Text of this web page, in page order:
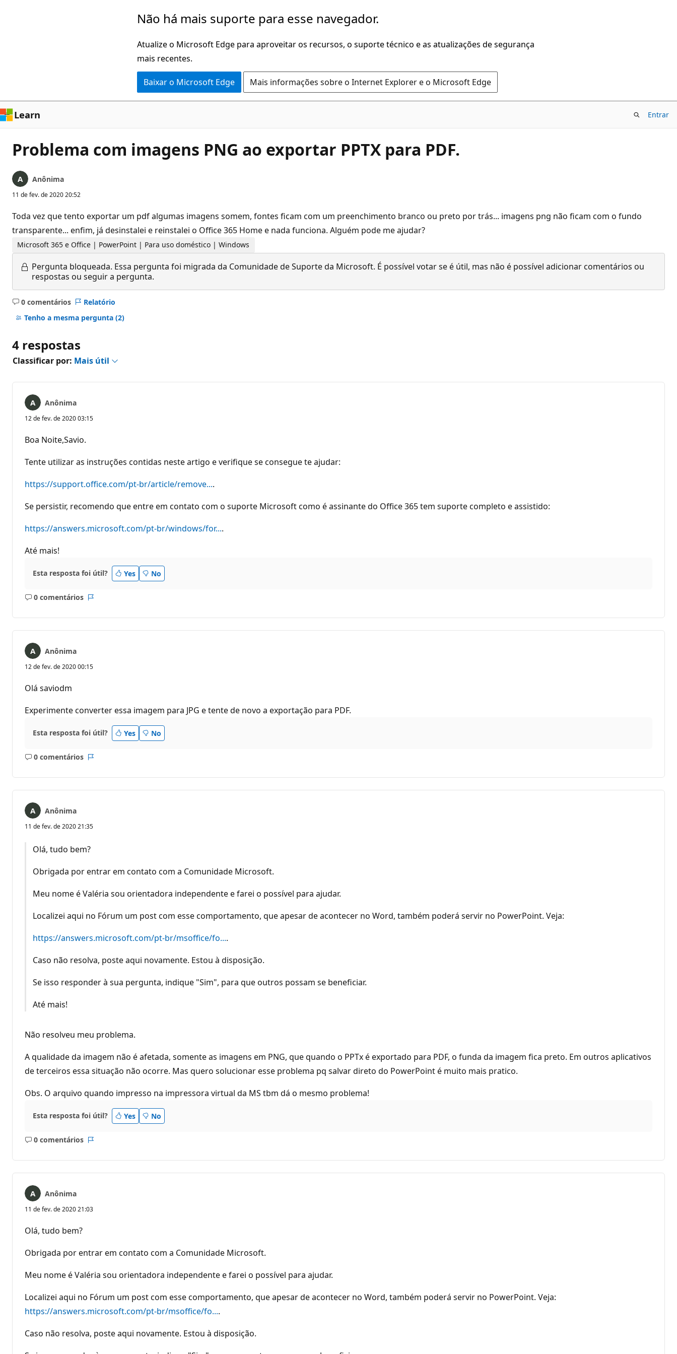
Não há mais suporte para esse navegador.
Atualize o Microsoft Edge para aproveitar os recursos, o suporte técnico e as atualizações de segurança
mais recentes.
Baixar o Microsoft Edge Mais informações sobre o Internet Explorer e o Microsoft Edge
Learn Entrar
Problema com imagens PNG ao exportar PPTX para PDF.
Anônima
11 de fev. de 2020 20:52
Toda vez que tento exportar um pdf algumas imagens somem, fontes ficam com um preenchimento branco ou preto por trás... imagens png não ficam com o fundo
transparente... enfim, já desinstalei e reinstalei o Office 365 Home e nada funciona. Alguém pode me ajudar?
Microsoft 365 e Office | PowerPoint | Para uso doméstico | Windows
Pergunta bloqueada. Essa pergunta foi migrada da Comunidade de Suporte da Microsoft. É possível votar se é útil, mas não é possível adicionar comentários ou
respostas ou seguir a pergunta.
0 comentários
Sem
comentários
Relatório
Tenho a mesma pergunta (2)
4 respostas
Classificar por: Mais útil
Anônima
12 de fev. de 2020 03:15
Boa Noite,Savio.
Tente utilizar as instruções contidas neste artigo e verifique se consegue te ajudar:
https://support.office.com/pt-br/article/remove....
Se persistir, recomendo que entre em contato com o suporte Microsoft como é assinante do Office 365 tem suporte completo e assistido:
https://answers.microsoft.com/pt-br/windows/for....
Até mais!
Esta resposta foi útil? Yes No
0 comentários
Sem
Anônima
12 de fev. de 2020 00:15
Olá saviodm
Experimente converter essa imagem para JPG e tente de novo a exportação para PDF.
Esta resposta foi útil? Yes No
0 comentários
Sem
Anônima
11 de fev. de 2020 21:35
Olá, tudo bem?
Obrigada por entrar em contato com a Comunidade Microsoft.
Meu nome é Valéria sou orientadora independente e farei o possível para ajudar.
Localizei aqui no Fórum um post com esse comportamento, que apesar de acontecer no Word, também poderá servir no PowerPoint. Veja:
https://answers.microsoft.com/pt-br/msoffice/fo....
Caso não resolva, poste aqui novamente. Estou à disposição.
Se isso responder à sua pergunta, indique "Sim", para que outros possam se beneficiar.
Até mais!
Não resolveu meu problema.
A qualidade da imagem não é afetada, somente as imagens em PNG, que quando o PPTx é exportado para PDF, o funda da imagem fica preto. Em outros aplicativos
de terceiros essa situação não ocorre. Mas quero solucionar esse problema pq salvar direto do PowerPoint é muito mais pratico.
Obs. O arquivo quando impresso na impressora virtual da MS tbm dá o mesmo problema!
Esta resposta foi útil? Yes No
0 comentários
Sem
Anônima
11 de fev. de 2020 21:03
Olá, tudo bem?
Obrigada por entrar em contato com a Comunidade Microsoft.
Meu nome é Valéria sou orientadora independente e farei o possível para ajudar.
Localizei aqui no Fórum um post com esse comportamento, que apesar de acontecer no Word, também poderá servir no PowerPoint. Veja:
https://answers.microsoft.com/pt-br/msoffice/fo....
Caso não resolva, poste aqui novamente. Estou à disposição.